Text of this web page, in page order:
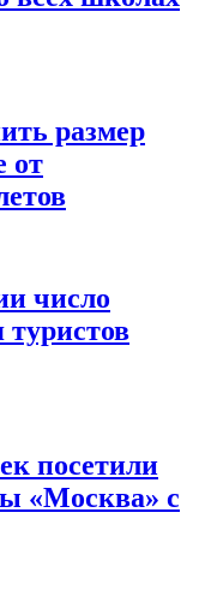
размер
от
число
туристов
посетили
«Москва» с